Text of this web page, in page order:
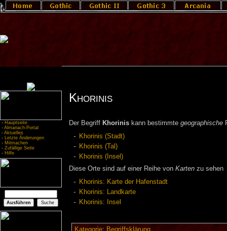
- Hauptseite
- Almanach-Portal
- Aktuelles
- Letzte Änderungen
- Mitmachen
- Zufällige Seite
- Hilfe
Khorinis
Der Begriff Khoriniskann bestimmte geographische
Khorinis (Stadt)
Khorinis (Tal)
Khorinis (Insel)
Diese Orte sind auf einer Reihe von Kartenzu sehen
Khorinis: Karte der Hafenstadt
Khorinis: Landkarte
Khorinis: Insel
Kategorie: Begriffsklärung